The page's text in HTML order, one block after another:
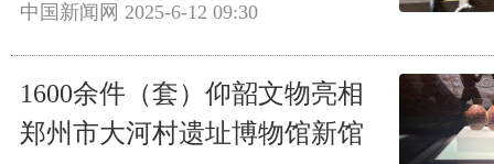
中国新闻网 2025-6-12 09:30
1600余件（套）仰韶文物亮相
郑州市大河村遗址博物馆新馆